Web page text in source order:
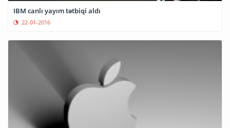
IBM canlı yayım tətbiqi aldı
22-01-2016